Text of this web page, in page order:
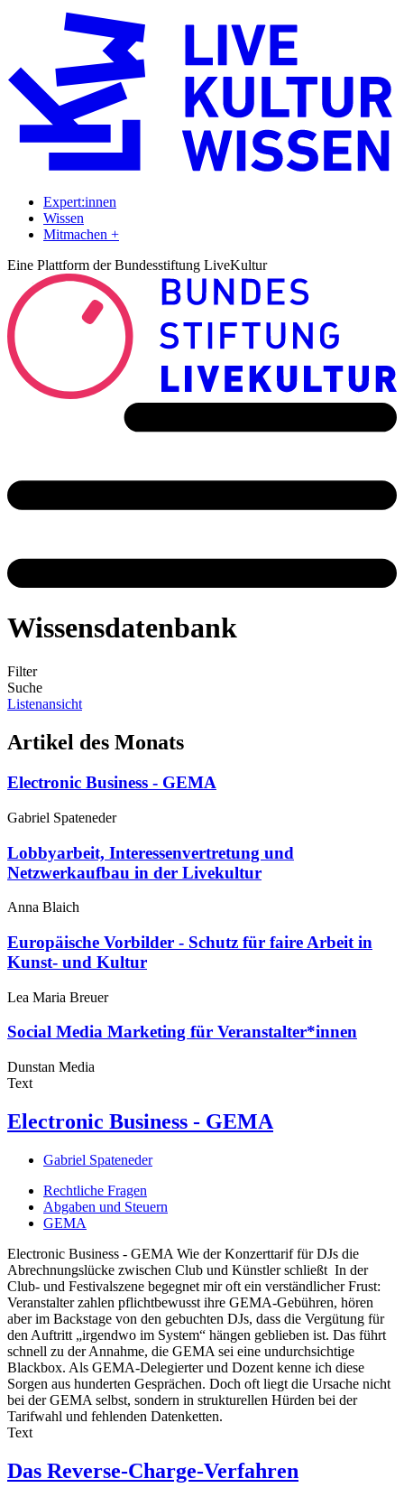
Expert:innen
Wissen
Mitmachen +
Eine Plattform der Bundesstiftung LiveKultur
Wissensdatenbank
Filter
Suche
Listenansicht
Artikel des Monats
Electronic Business - GEMA
Gabriel Spateneder
Lobbyarbeit, Interessenvertretung und
Netzwerkaufbau in der Livekultur
Anna Blaich
Europäische Vorbilder - Schutz für faire Arbeit in
Kunst- und Kultur
Lea Maria Breuer
Social Media Marketing für Veranstalter*innen
Dunstan Media
Text
Electronic Business - GEMA
Gabriel Spateneder
Rechtliche Fragen
Abgaben und Steuern
GEMA
Electronic Business - GEMA Wie der Konzerttarif für DJs die
Abrechnungslücke zwischen Club und Künstler schließt In der
Club- und Festivalszene begegnet mir oft ein verständlicher Frust:
Veranstalter zahlen pflichtbewusst ihre GEMA-Gebühren, hören
aber im Backstage von den gebuchten DJs, dass die Vergütung für
den Auftritt „irgendwo im System“ hängen geblieben ist. Das führt
schnell zu der Annahme, die GEMA sei eine undurchsichtige
Blackbox. Als GEMA-Delegierter und Dozent kenne ich diese
Sorgen aus hunderten Gesprächen. Doch oft liegt die Ursache nicht
bei der GEMA selbst, sondern in strukturellen Hürden bei der
Tarifwahl und fehlenden Datenketten.
Text
Das Reverse-Charge-Verfahren